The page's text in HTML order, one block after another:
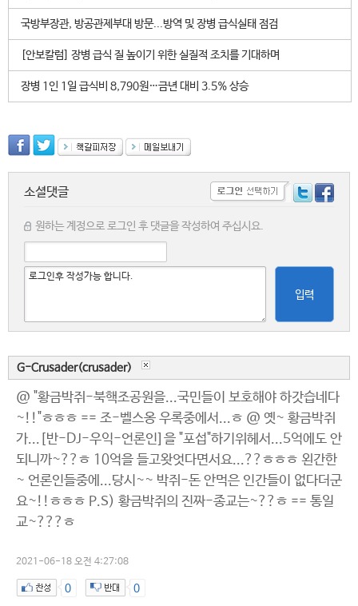
국방부장관, 방공관제부대 방문...방역 및 장병 급식실태 점검
[안보칼럼] 장병 급식 질 높이기 위한 실질적 조치를 기대하며
장병 1인 1일 급식비 8,790원…금년 대비 3.5% 상승
소셜댓글
원하는 계정으로 로그인 후 댓글을 작성하여 주십시요.
입력
G-Crusader(crusader)
@ "황금박쥐-북핵조공원을...국민들이 보호해야 하갓습네다
~!!"ㅎㅎㅎ == 조-벨스옹 우록중에서...ㅎ @ 옛~ 황금박쥐
가...[반-DJ-우익-언론인]을 "포섭"하기위헤서...5억에도 안
되니까~??ㅎ 10억을 들고왓엇다면서요...??ㅎㅎㅎ 왼간한
~ 언론인들중에...당시~~ 박쥐-돈 안먹은 인간들이 없다더군
요~!!ㅎㅎㅎ P.S) 황금박쥐의 진짜-종교는~??ㅎ == 통일
교~???ㅎ
2021-06-18 오전 4:27:08
0 0